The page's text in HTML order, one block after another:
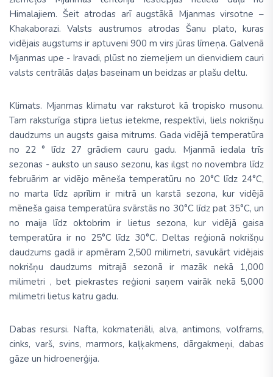
Himalajiem. Šeit atrodas arī augstākā Mjanmas virsotne –
Khakaborazi. Valsts austrumos atrodas Šanu plato, kuras
vidējais augstums ir aptuveni 900 m virs jūras līmeņa. Galvenā
Mjanmas upe - Iravadi, plūst no ziemeļiem un dienvidiem cauri
valsts centrālās daļas baseinam un beidzas ar plašu deltu.
Klimats. Mjanmas klimatu var raksturot kā tropisko musonu.
Tam raksturīga stipra lietus ietekme, respektīvi, liels nokrišņu
daudzums un augsts gaisa mitrums. Gada vidējā temperatūra
no 22 ° līdz 27 grādiem cauru gadu. Mjanmā iedala trīs
sezonas - auksto un sauso sezonu, kas ilgst no novembra līdz
februārim ar vidējo mēneša temperatūru no 20°C līdz 24°C,
no marta līdz aprīlim ir mitrā un karstā sezona, kur vidējā
mēneša gaisa temperatūra svārstās no 30°C līdz pat 35°C, un
no maija līdz oktobrim ir lietus sezona, kur vidējā gaisa
temperatūra ir no 25°C līdz 30°C. Deltas reģionā nokrišņu
daudzums gadā ir apmēram 2,500 milimetri, savukārt vidējais
nokrišņu daudzums mitrajā sezonā ir mazāk nekā 1,000
milimetri , bet piekrastes reģioni saņem vairāk nekā 5,000
milimetri lietus katru gadu.
Dabas resursi. Nafta, kokmateriāli, alva, antimons, volframs,
cinks, varš, svins, marmors, kaļķakmens, dārgakmeņi, dabas
gāze un hidroenerģija.